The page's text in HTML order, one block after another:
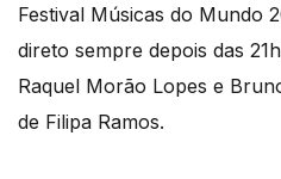
Festival Músicas do Mundo
direto sempre depois das
Raquel Morão Lopes e
de Filipa Ramos.